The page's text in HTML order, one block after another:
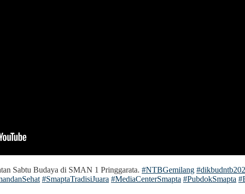
Sabtu Budaya di SMAN 1 Pringgarata. #NTBGemilang
#SmaptaTradisiJuara #MediaCenterSmapta #PubdokSmapta